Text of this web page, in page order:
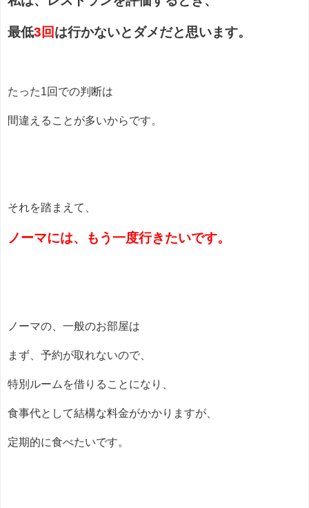
最低3回は行かないとダメだと思います。
たった1回での判断は
間違えることが多いからです。
それを踏まえて、
ノーマには、もう一度行きたいです。
ノーマの、一般のお部屋は
まず、予約が取れないので、
特別ルームを借りることになり、
食事代として結構な料金がかかりますが、
定期的に食べたいです。